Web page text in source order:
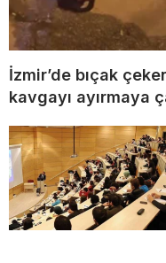
İzmir’de bıçak
kavgayı ayırmaya